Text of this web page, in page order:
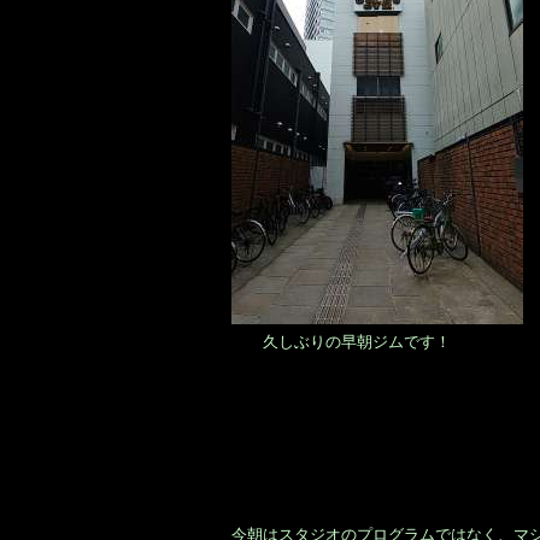
久しぶりの早朝ジムです！
今朝はスタジオのプログラムではなく、マ